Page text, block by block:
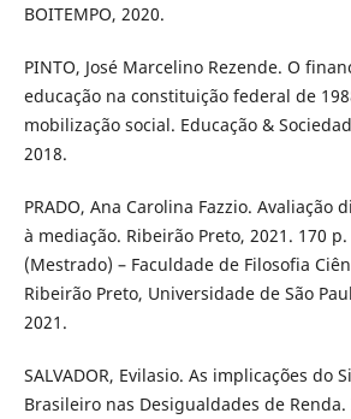
BOITEMPO, 2020.
PINTO, José Marcelino Rezende. O
educação na constituição federal de
mobilização social. Educação &
2018.
PRADO, Ana Carolina Fazzio. Avaliação
à mediação. Ribeirão Preto, 2021. 170
(Mestrado) – Faculdade de Filosofia
Ribeirão Preto, Universidade de São
2021.
SALVADOR, Evilasio. As implicações do
Brasileiro nas Desigualdades de Renda.